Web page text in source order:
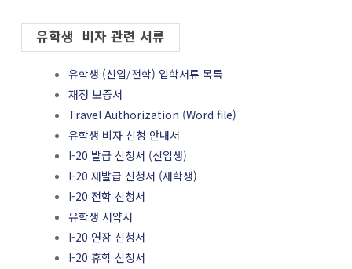
유학생 비자 관련 서류
유학생 (신입/전학) 입학서류 목록
재정 보증서
Travel Authorization (Word file)
유학생 비자 신청 안내서
I-20 발급 신청서 (신입생)
I-20 재발급 신청서 (재학생)
I-20 전학 신청서
유학생 서약서
I-20 연장 신청서
I-20 휴학 신청서